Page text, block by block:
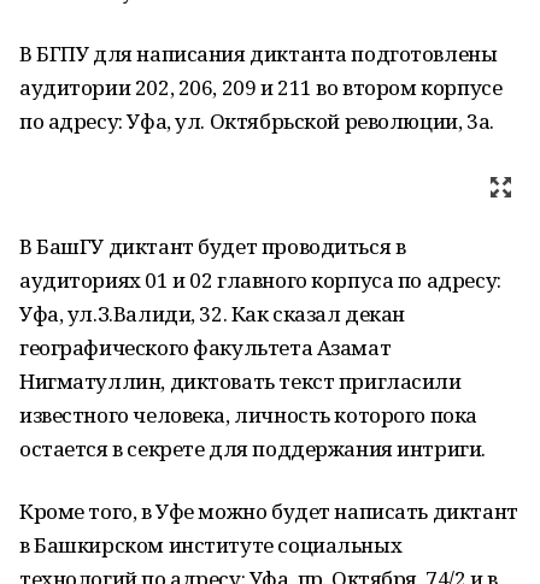
В БГПУ для написания диктанта подготовлены
аудитории 202, 206, 209 и 211 во втором корпусе
по адресу: Уфа, ул. Октябрьской революции, 3а.
В БашГУ диктант будет проводиться в
аудиториях 01 и 02 главного корпуса по адресу:
Уфа, ул.З.Валиди, 32. Как сказал декан
географического факультета Азамат
Нигматуллин, диктовать текст пригласили
известного человека, личность которого пока
остается в секрете для поддержания интриги.
Кроме того, в Уфе можно будет написать диктант
в Башкирском институте социальных